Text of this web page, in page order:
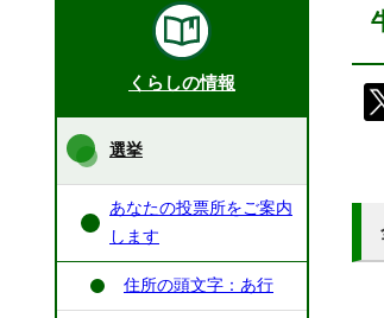
くらしの情報
選挙
あなたの投票所をご案内
します
住所の頭文字：あ行